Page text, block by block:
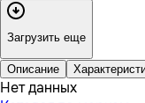
Загрузить еще
Описание
Нет данных